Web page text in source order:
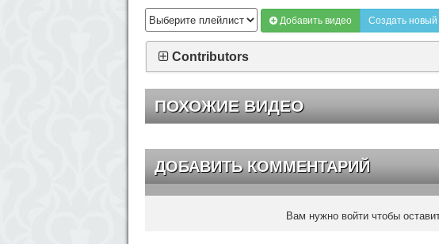
Добавить видео Создать новый
Contributors
ПОХОЖИЕ ВИДЕО
ДОБАВИТЬ КОММЕНТАРИЙ
Вам нужно войти чтобы